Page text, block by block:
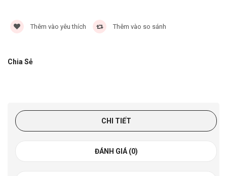
Thêm vào yêu thích Thêm vào so sánh
Chia Sẻ
CHI TIẾT
ĐÁNH GIÁ (0)